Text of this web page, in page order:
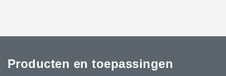
Producten en toepassingen